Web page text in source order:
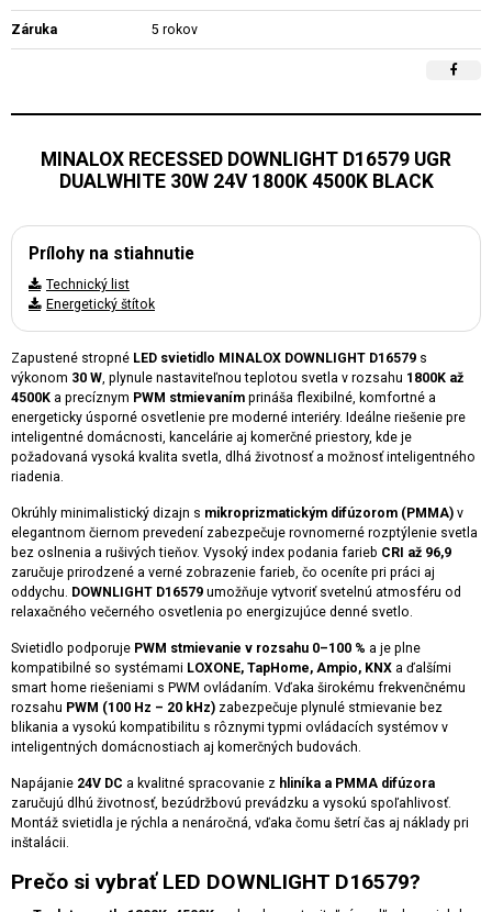
Záruka 5 rokov
MINALOX RECESSED DOWNLIGHT D16579 UGR
DUALWHITE 30W 24V 1800K 4500K BLACK
Prílohy na stiahnutie
Technický list
Energetický štítok
Zapustené stropné LED svietidlo MINALOX DOWNLIGHT D16579 s
výkonom 30 W, plynule nastaviteľnou teplotou svetla v rozsahu 1800K až
4500K a precíznym PWM stmievaním prináša flexibilné, komfortné a
energeticky úsporné osvetlenie pre moderné interiéry. Ideálne riešenie pre
inteligentné domácnosti, kancelárie aj komerčné priestory, kde je
požadovaná vysoká kvalita svetla, dlhá životnosť a možnosť inteligentného
riadenia.
Okrúhly minimalistický dizajn s mikroprizmatickým difúzorom (PMMA) v
elegantnom čiernom prevedení zabezpečuje rovnomerné rozptýlenie svetla
bez oslnenia a rušivých tieňov. Vysoký index podania farieb CRI až 96,9
zaručuje prirodzené a verné zobrazenie farieb, čo oceníte pri práci aj
oddychu. DOWNLIGHT D16579 umožňuje vytvoriť svetelnú atmosféru od
relaxačného večerného osvetlenia po energizujúce denné svetlo.
Svietidlo podporuje PWM stmievanie v rozsahu 0–100 % a je plne
kompatibilné so systémami LOXONE, TapHome, Ampio, KNX a ďalšími
smart home riešeniami s PWM ovládaním. Vďaka širokému frekvenčnému
rozsahu PWM (100 Hz – 20 kHz) zabezpečuje plynulé stmievanie bez
blikania a vysokú kompatibilitu s rôznymi typmi ovládacích systémov v
inteligentných domácnostiach aj komerčných budovách.
Napájanie 24V DC a kvalitné spracovanie z hliníka a PMMA difúzora
zaručujú dlhú životnosť, bezúdržbovú prevádzku a vysokú spoľahlivosť.
Montáž svietidla je rýchla a nenáročná, vďaka čomu šetrí čas aj náklady pri
inštalácii.
Prečo si vybrať LED DOWNLIGHT D16579?